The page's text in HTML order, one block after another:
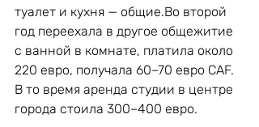
туалет и кухня — общие.Во второй
год переехала в другое общежитие
с ванной в комнате, платила около
220 евро, получала 60–70 евро CAF.
В то время аренда студии в центре
города стоила 300–400 евро.